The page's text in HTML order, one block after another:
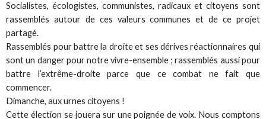
Socialistes, écologistes, communistes, radicaux et citoyens sont
rassemblés autour de ces valeurs communes et de ce projet
partagé.
Rassemblés pour battre la droite et ses dérives réactionnaires qui
sont un danger pour notre vivre-ensemble ; rassemblés aussi pour
battre l’extrême-droite parce que ce combat ne fait que
commencer.
Dimanche, aux urnes citoyens !
Cette élection se jouera sur une poignée de voix. Nous comptons